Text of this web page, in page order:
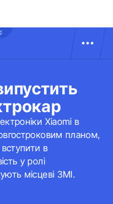
Xiaomi в
планом,
в
у ролі
місцеві ЗМІ.